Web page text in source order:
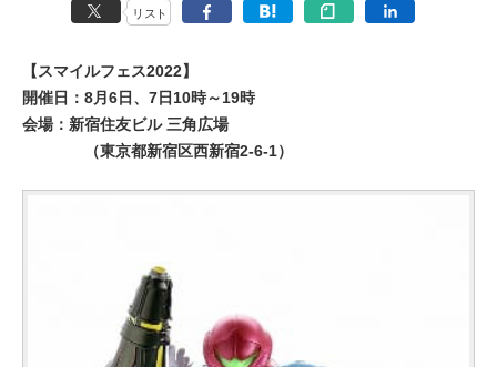
リスト
【スマイルフェス2022】
開催日：8月6日、7日10時～19時
会場：新宿住友ビル 三角広場
（東京都新宿区⻄新宿2-6-1）